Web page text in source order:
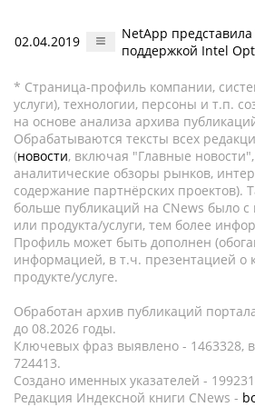
02.04.2019
NetApp
поддержкой Intel
* Страница-профиль компании,
услуги), технологии, персоны и т.п.
на основе анализа архива
Обрабатываются тексты всех
(новости, включая "Главные новости",
аналитические обзоры рынков,
содержание партнёрских проектов).
больше публикаций на CNews было
или продукта/услуги, тем более
Профиль может быть дополнен
информацией, в т.ч. презентацией о
продукте/услуге.
Обработан архив публикаций
до 08.2026 годы.
Ключевых фраз выявлено - 1463328,
724413.
Создано именных указателей -
Редакция Индексной книги CNews -